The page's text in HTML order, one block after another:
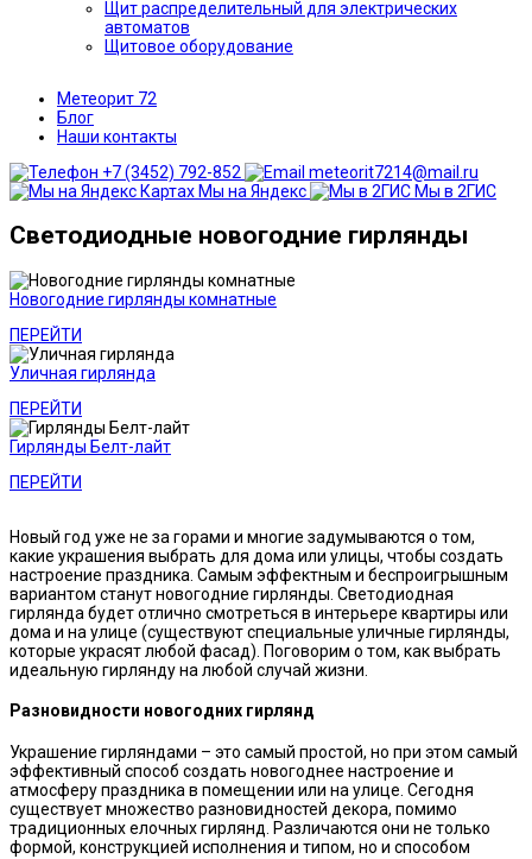
Щит распределительный для электрических
автоматов
Щитовое оборудование
Метеорит 72
Блог
Наши контакты
+7 (3452) 792-852
meteorit7214@mail.ru
Мы на Яндекс
Мы в 2ГИС
Светодиодные новогодние гирлянды
Новогодние гирлянды комнатные
ПЕРЕЙТИ
Уличная гирлянда
ПЕРЕЙТИ
Гирлянды Белт-лайт
ПЕРЕЙТИ
Новый год уже не за горами и многие задумываются о том,
какие украшения выбрать для дома или улицы, чтобы создать
настроение праздника. Самым эффектным и беспроигрышным
вариантом станут новогодние гирлянды. Светодиодная
гирлянда будет отлично смотреться в интерьере квартиры или
дома и на улице (существуют специальные уличные гирлянды,
которые украсят любой фасад). Поговорим о том, как выбрать
идеальную гирлянду на любой случай жизни.
Разновидности новогодних гирлянд
Украшение гирляндами – это самый простой, но при этом самый
эффективный способ создать новогоднее настроение и
атмосферу праздника в помещении или на улице. Сегодня
существует множество разновидностей декора, помимо
традиционных елочных гирлянд. Различаются они не только
формой, конструкцией исполнения и типом, но и способом